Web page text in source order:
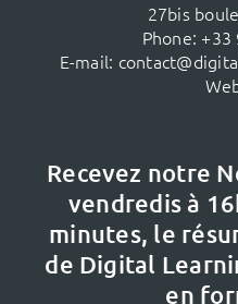
27bis
Phone: +33
E-mail:
Recevez notre
vendredis à
minutes, le
de Digital
en